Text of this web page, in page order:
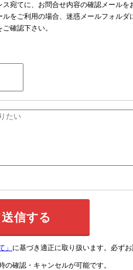
宛てに、お問合せ内容の確認メールを
をご利用の場合、迷惑メールフォルダ
確認下さい。
」 に基づき適正に取り扱います。必ず
確認・キャンセルが可能です。